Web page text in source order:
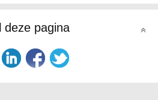
deze pagina